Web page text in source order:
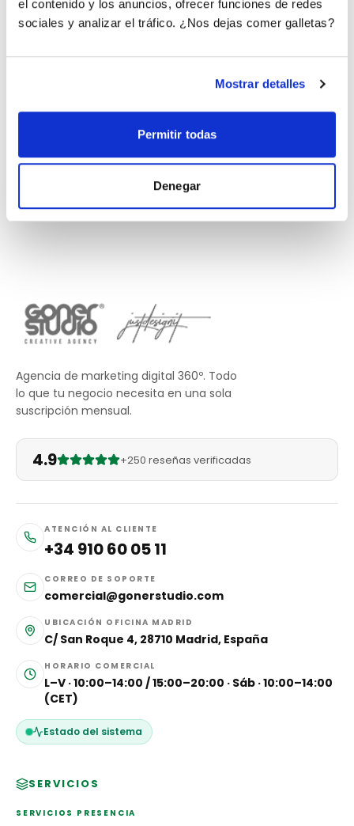
el contenido y los anuncios, ofrecer funciones de redes
sociales y analizar el tráfico. ¿Nos dejas comer galletas?
Mostrar detalles
Permitir todas
Denegar
Agencia de marketing digital 360º. Todo
lo que tu negocio necesita en una sola
suscripción mensual.
4.9 +250 reseñas verificadas
ATENCIÓN AL CLIENTE
+34 910 60 05 11
CORREO DE SOPORTE
comercial@gonerstudio.com
UBICACIÓN OFICINA MADRID
C/ San Roque 4, 28710 Madrid, España
HORARIO COMERCIAL
L–V · 10:00–14:00 / 15:00–20:00 · Sáb · 10:00–14:00
(CET)
Estado del sistema
SERVICIOS
SERVICIOS PRESENCIA